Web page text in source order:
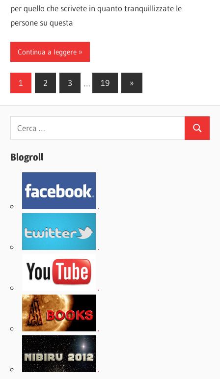
per quello che scrivete in quanto tranquillizzate le
persone su questa
Continua a leggere
Paginazione
articoli
1 2 3 … 19
Articoli
successivi
»
Ricerca
per:
Cerca
Blogroll
.
.
.
.
.